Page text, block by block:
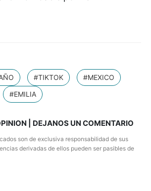
#TIKTOK
#MEXICO
#EMILIA
| DEJANOS UN COMENTARIO
son de exclusiva responsabilidad de sus
derivadas de ellos pueden ser pasibles de